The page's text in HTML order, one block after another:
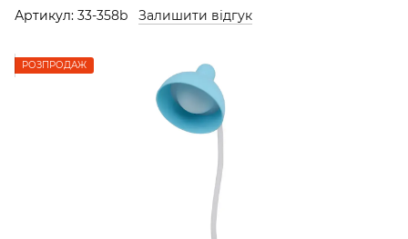
Артикул: 33-358b Залишити відгук
РОЗПРОДАЖ